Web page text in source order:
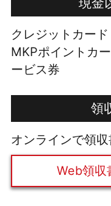
クレジットカー
MKPポイントカ
ービス券
領
オンラインで領収
Web領収